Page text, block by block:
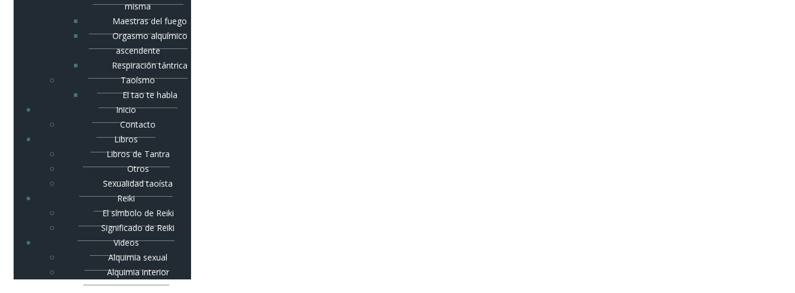
misma
Maestras del fuego
Orgasmo alquímico
ascendente
Respiración tántrica
Taoísmo
El tao te habla
Inicio
Contacto
Libros
Libros de Tantra
Otros
Sexualidad taoísta
Reiki
El símbolo de Reiki
Significado de Reiki
Videos
Alquimia sexual
Alquimia interior